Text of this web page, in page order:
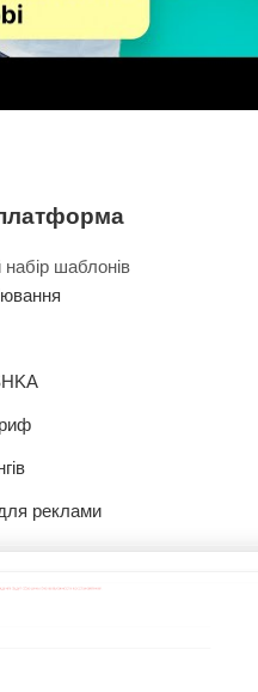
шаблонів
реклами